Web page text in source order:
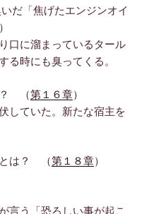
だ「焦げたエンジンオイ
）
口に溜まっているタール
る時にも臭ってくる。
？ （第１６章）
していた。新たな宿主を
は？ （第１８章）
言う「恐ろしい事が起こ